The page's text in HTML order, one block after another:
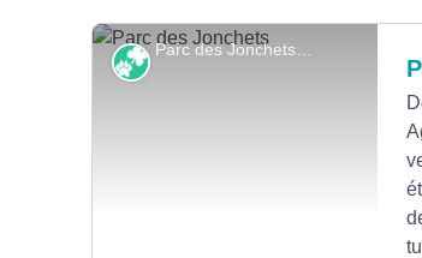
Voir l'image en plein
Faune et flore